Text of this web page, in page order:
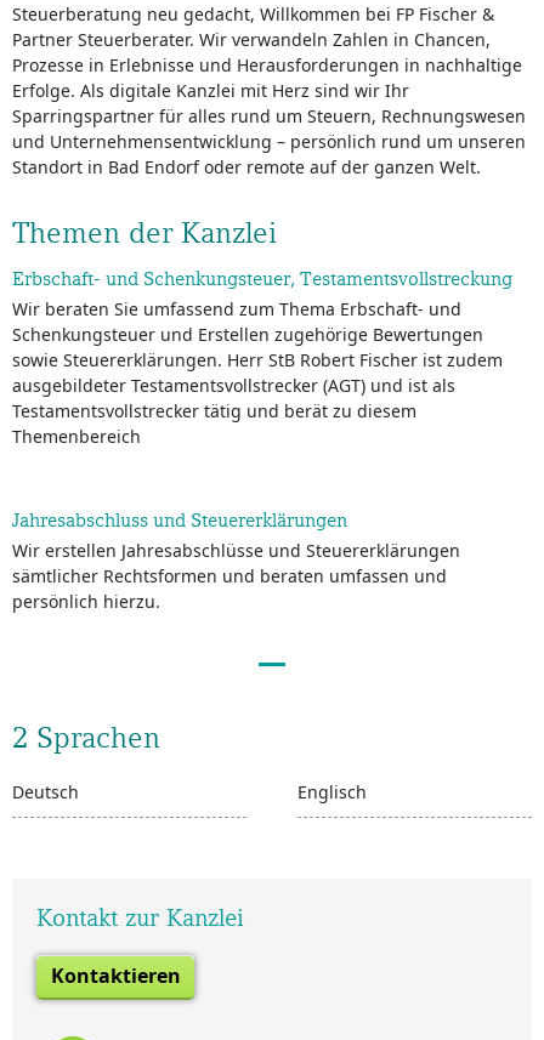
Steuerberatung neu gedacht, Willkommen bei FP Fischer &
Partner Steuerberater. Wir verwandeln Zahlen in Chancen,
Prozesse in Erlebnisse und Herausforderungen in nachhaltige
Erfolge. Als digitale Kanzlei mit Herz sind wir Ihr
Sparringspartner für alles rund um Steuern, Rechnungswesen
und Unternehmensentwicklung – persönlich rund um unseren
Standort in Bad Endorf oder remote auf der ganzen Welt.
Themen der Kanzlei
Erbschaft- und Schenkungsteuer, Testamentsvollstreckung
Wir beraten Sie umfassend zum Thema Erbschaft- und
Schenkungsteuer und Erstellen zugehörige Bewertungen
sowie Steuererklärungen. Herr StB Robert Fischer ist zudem
ausgebildeter Testamentsvollstrecker (AGT) und ist als
Testamentsvollstrecker tätig und berät zu diesem
Themenbereich
Jahresabschluss und Steuererklärungen
Wir erstellen Jahresabschlüsse und Steuererklärungen
sämtlicher Rechtsformen und beraten umfassen und
persönlich hierzu.
2 Sprachen
Deutsch Englisch
Kontakt zur Kanzlei
Kontaktieren